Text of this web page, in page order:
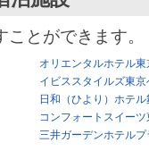
とができます。
オリエンタルホテル東
イビススタイルズ東京
日和（ひより）ホテル
コンフォートスイー
三井ガーデンホテル